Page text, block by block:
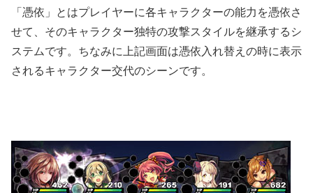
「憑依」とはプレイヤーに各キャラクターの能力を憑依さ
せて、そのキャラクター独特の攻撃スタイルを継承するシ
ステムです。ちなみに上記画面は憑依入れ替えの時に表示
されるキャラクター交代のシーンです。